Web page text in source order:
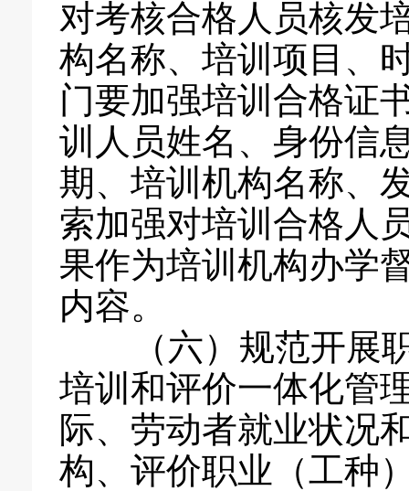
对考核合格人员核发
构名称、培训项目、
门要加强培训合格证
训人员姓名、身份信
期、培训机构名称、
索加强对培训合格人
果作为培训机构办学
内容。
（六）规范开展职
培训和评价一体化管
际、劳动者就业状况
构、评价职业（工种